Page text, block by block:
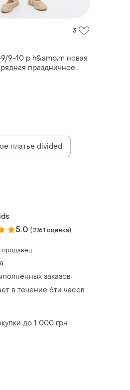
3
9-10 р h&amp;m новая
праздничное
а силуэта
платье divided
5.0 (2761 оценка)
заказов
в течение 6ти часов
до 1 000 грн